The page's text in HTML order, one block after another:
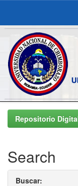
Skip
navigationRepositorio
Search
Buscar: